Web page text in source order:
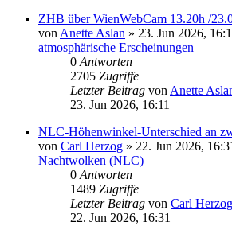
ZHB über WienWebCam 13.20h /
von Anette Aslan » 23. Jun 2026,
atmosphärische Erscheinungen
0 Antworten
2705 Zugriffe
Letzter Beitrag von Anette
23. Jun 2026, 16:11
NLC-Höhenwinkel-Unterschied an
von Carl Herzog » 22. Jun 2026,
Nachtwolken (NLC)
0 Antworten
1489 Zugriffe
Letzter Beitrag von Carl Herzog
22. Jun 2026, 16:31